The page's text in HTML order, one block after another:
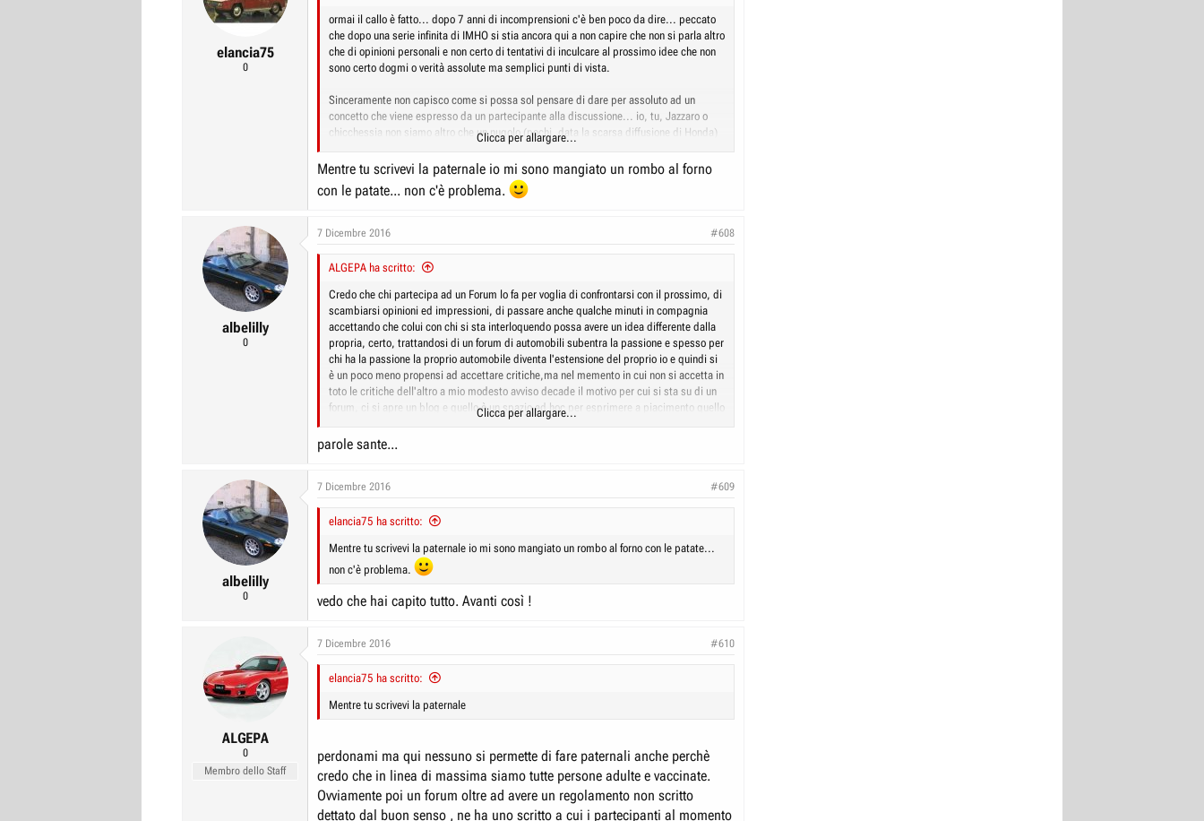
elancia75
0
ormai il callo è fatto... dopo 7 anni di incomprensioni c'è ben poco da dire... peccato
che dopo una serie infinita di IMHO si stia ancora qui a non capire che non si parla altro
che di opinioni personali e non certo di tentativi di inculcare al prossimo idee che non
sono certo dogmi o verità assolute ma semplici punti di vista.
Sinceramente non capisco come si possa sol pensare di dare per assoluto ad un
concetto che viene espresso da un partecipante alla discussione... io, tu, Jazzaro o
chicchessia non siamo altro che un nugolo (pochi, data la scarsa diffusione di Honda)
di possessori appassionati che si scambiano liberamente giudizi sia positivi che
negativi, giudizi che quando sono positivi vengono accolti a braccia aperte mentre
quando (tra i tanti positivi) si accenna a qualcosa che (personalmente) lo si ritiene al di
sotto delle aspettative o, al limite, un vizio di progetto (ripeto PERSONALMENTE)
Allora si commette un'eresia e si viene attaccati manco si avesse commesso un
investito al ruolo di portatore si verità assoluta quando è proprio chi contesta l'idea
contraria che a tutta forza fa in modo che chi lo (TI) legge appare sentirsi tale !
Pazzesco... Edo, con affetto, cerca di capire che chiunque di noi quando talvolta
discute una scelta non lo fa per farti del male ma lo fa (nel mio caso) per disquisire
amichevolmente (sia con te che con altri) e passare il tempo e, perché no, avere anche
l'opportunità di venire a conoscenza di novità o nuovi ritrovati tecnici che altrimenti
passerebbero inosservati.
I forum secondo il punto di vista sono utilissimi proprio perché si ha la libertà di
esprimersi e di scambiarsi idee, informazioni e conoscenza ma devono essere presi
per quello che sono e non devono tramutarsi in una sfida dialettica personale che porta
principalmente a causare maretta e portare costantemente fuori dal seminato.
Se io ti dico (o qualcun'altro ti dice) ad esempio che la civic VIII non gli è mai è
affronto sciorinando tutta una serie di post sarcastici che non fanno altro che agitare le
di parole su parole che con il topic non servono a nulla.
Mi scuso per questa sorta di prolissa paternale ma sonoleggermentestufo di
tramutare ogni argomento in una sorta di
Clicca per allargare...
Mentre tu scrivevi la paternale io mi sono mangiato un rombo al forno
con le patate... non c'è problema.
albelilly
0
7 Dicembre 2016 #608
ALGEPA ha scritto:
Credo che chi partecipa ad un Forum lo fa per voglia di confrontarsi con il prossimo, di
scambiarsi opinioni ed impressioni, di passare anche qualche minuti in compagnia
accettando che colui con chi si sta interloquendo possa avere un idea differente dalla
propria, certo, trattandosi di un forum di automobili subentra la passione e spesso per
chi ha la passione la proprio automobile diventa l'estensione del proprio io e quindi si
è un poco meno propensi ad accettare critiche,ma nel memento in cui non si accetta in
toto le critiche dell'altro a mio modesto avviso decade il motivo per cui si sta su di un
forum, ci si apre un blog e quello è un spazio ad hoc per esprimere a piacimento quello
Clicca per allargare...
parole sante...
albelilly
0
7 Dicembre 2016 #609
elancia75 ha scritto:
Mentre tu scrivevi la paternale io mi sono mangiato un rombo al forno con le patate...
non c'è problema.
vedo che hai capito tutto. Avanti così !
ALGEPA
0
Membro dello Staff
7 Dicembre 2016 #610
elancia75 ha scritto:
Mentre tu scrivevi la paternale
perdonami ma qui nessuno si permette di fare paternali anche perchè
credo che in linea di massima siamo tutte persone adulte e vaccinate.
Ovviamente poi un forum oltre ad avere un regolamento non scritto
dettato dal buon senso , ne ha uno scritto a cui i partecipanti al momento